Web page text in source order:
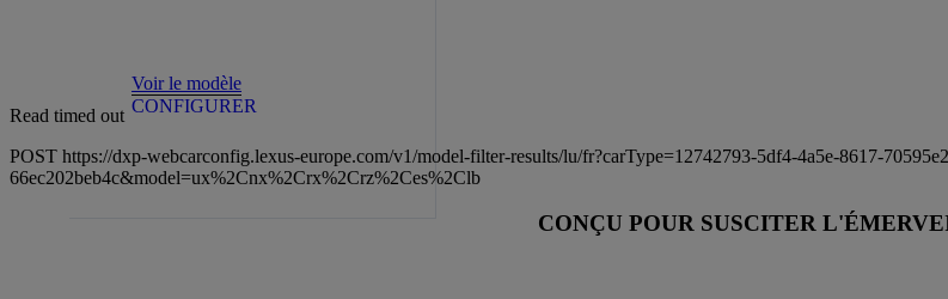
Voir le modèle
CONFIGURER
Read timed out
POST https://dxp-webcarconfig.lexus-europe.com/v1/model-filter-results/lu/fr?carType=12742793-5df4-4a5e-8617-
66ec202beb4c&model=ux%2Cnx%2Crx%2Crz%2Ces%2Clb
CONÇU POUR SUSCITER